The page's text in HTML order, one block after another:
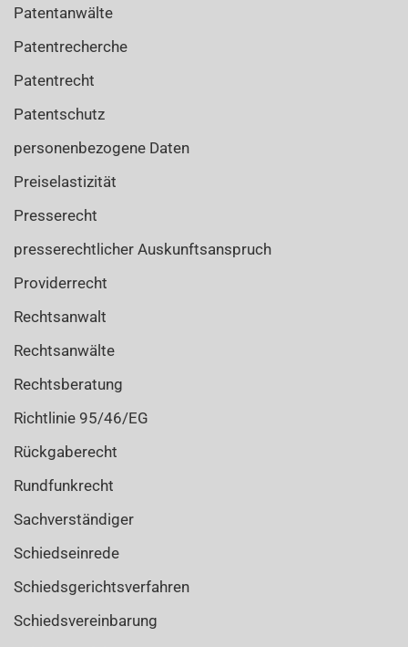
Patentanwälte
Patentrecherche
Patentrecht
Patentschutz
personenbezogene Daten
Preiselastizität
Presserecht
presserechtlicher Auskunftsanspruch
Providerrecht
Rechtsanwalt
Rechtsanwälte
Rechtsberatung
Richtlinie 95/46/EG
Rückgaberecht
Rundfunkrecht
Sachverständiger
Schiedseinrede
Schiedsgerichtsverfahren
Schiedsvereinbarung